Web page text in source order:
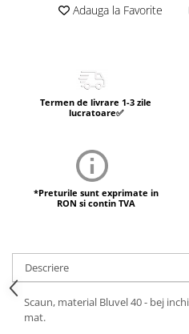
Adauga la Favorite
Termen de livrare 1-3 zile
lucratoare✅
*Preturile sunt exprimate in
RON si contin TVA
Descriere
Scaun, material Bluvel 40 - bej
mat.